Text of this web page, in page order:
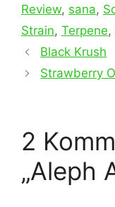
Review, sana,
Strain, Terpene,
Black Krush
Strawberry
2
„Aleph